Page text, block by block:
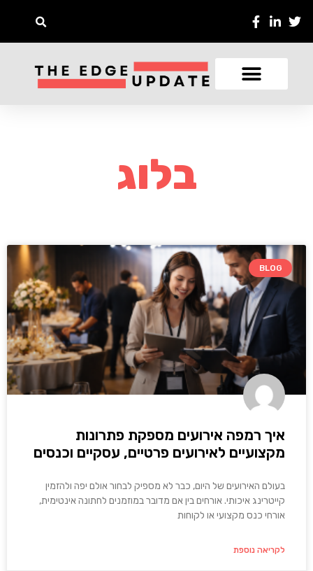
בלוג
BLOG
איך רמפה אירועים מספקת פתרונות
מקצועיים לאירועים פרטיים, עסקיים וכנסים
בעולם האירועים של היום, כבר לא מספיק לבחור אולם יפה ולהזמין
קייטרינג איכותי. אורחים בין אם מדובר במוזמנים לחתונה אינטימית,
אורחי כנס מקצועי או לקוחות
לקריאה נוספת